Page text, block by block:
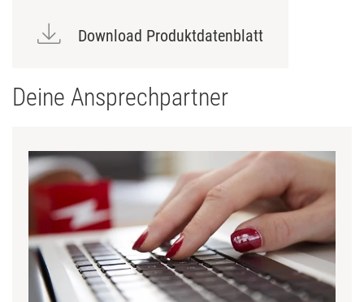
Download Produktdatenblatt
Deine Ansprechpartner